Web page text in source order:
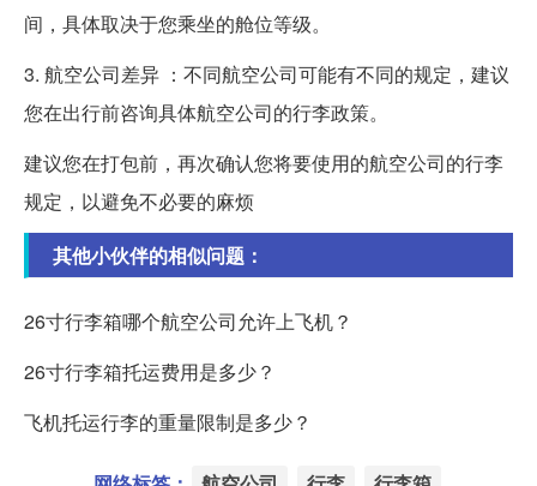
间，具体取决于您乘坐的舱位等级。
3. 航空公司差异 ：不同航空公司可能有不同的规定，建议
您在出行前咨询具体航空公司的行李政策。
建议您在打包前，再次确认您将要使用的航空公司的行李
规定，以避免不必要的麻烦
其他小伙伴的相似问题：
26寸行李箱哪个航空公司允许上飞机？
26寸行李箱托运费用是多少？
飞机托运行李的重量限制是多少？